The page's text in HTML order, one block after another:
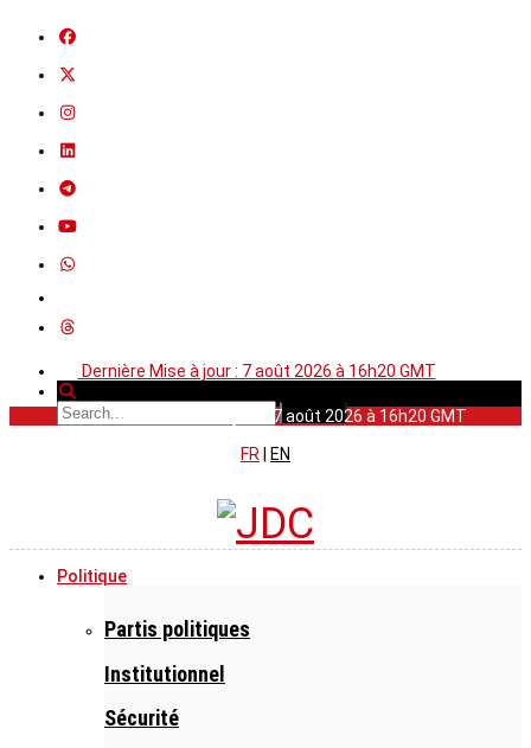
Dernière Mise à jour : 7 août 2026 à 16h20 GMT
Dernière Mise à jour : 7 août 2026 à 16h20 GMT
FR
EN
Politique
Partis politiques
Institutionnel
Sécurité